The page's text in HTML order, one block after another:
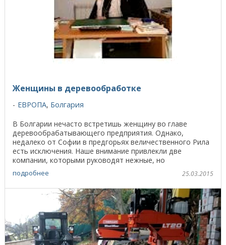
Женщины в деревообработке
ЕВРОПА, Болгария
В Болгарии нечасто встретишь женщину во главе
деревообрабатывающего предприятия. Однако,
недалеко от Софии в предгорьях величественного Рила
есть исключения. Наше внимание привлекли две
компании, которыми руководят нежные, но
воинственные дамы. ...
подробнее 25.03.2015